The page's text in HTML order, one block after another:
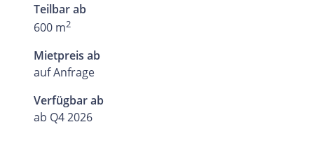
Teilbar ab
600 m2
Mietpreis ab
auf Anfrage
Verfügbar ab
ab Q4 2026